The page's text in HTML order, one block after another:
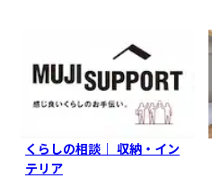
くらしの相談｜ 収納・イン
テリア